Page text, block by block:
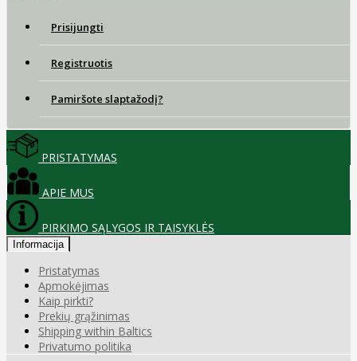
Prisijungti
Registruotis
Pamiršote slaptažodį?
PRISTATYMAS
APIE MUS
PIRKIMO SĄLYGOS IR TAISYKLĖS
Informacija
Pristatymas
Apmokėjimas
Kaip pirkti?
Prekių grąžinimas
Shipping within Baltics
Privatumo politika